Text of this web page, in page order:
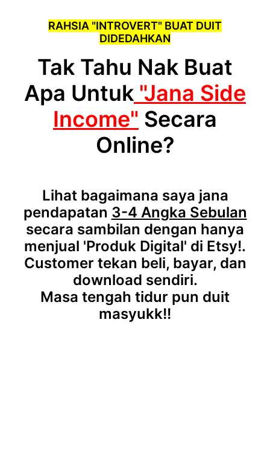
RAHSIA "INTROVERT" BUAT DUIT
DIDEDAHKAN
Tak Tahu Nak Buat
Apa Untuk "Jana Side
Income" Secara
Online?
Lihat bagaimana saya jana
pendapatan 3-4 Angka Sebulan
secara sambilan dengan hanya
menjual 'Produk Digital' di Etsy!.
Customer tekan beli, bayar, dan
download sendiri.
Masa tengah tidur pun duit
masyukk!!